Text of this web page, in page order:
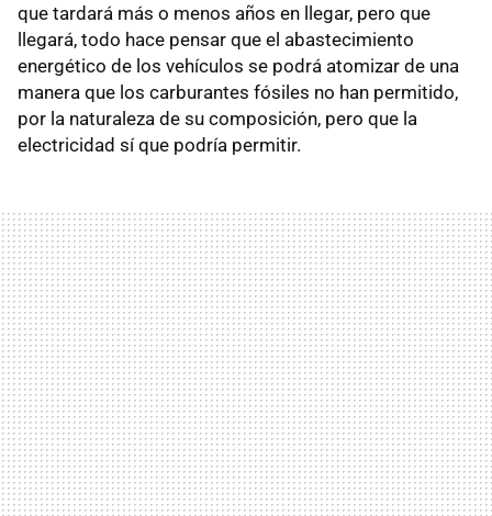
que tardará más o menos años en llegar, pero que
llegará, todo hace pensar que el abastecimiento
energético de los vehículos se podrá atomizar de una
manera que los carburantes fósiles no han permitido,
por la naturaleza de su composición, pero que la
electricidad sí que podría permitir.